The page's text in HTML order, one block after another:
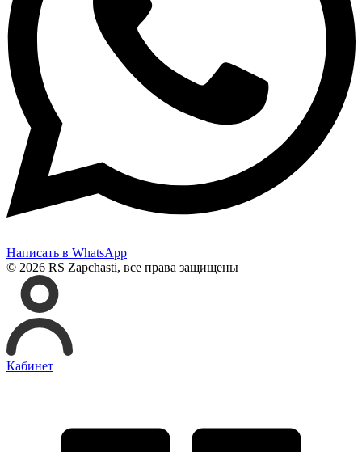
Написать в WhatsApp
© 2026 RS Zapchasti, все права защищены
Кабинет